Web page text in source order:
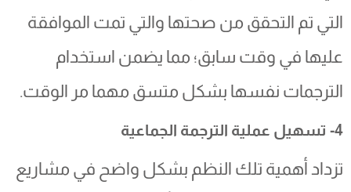
التي تم التحقق من صحتها والتي تمت الموافقة
عليها في وقت سابق؛ مما يضمن استخدام
الترجمات نفسها بشكل متسق مهما مر الوقت.
4- تسهيل عملية الترجمة الجماعية
تزداد أهمية تلك النظم بشكل واضح في مشاريع